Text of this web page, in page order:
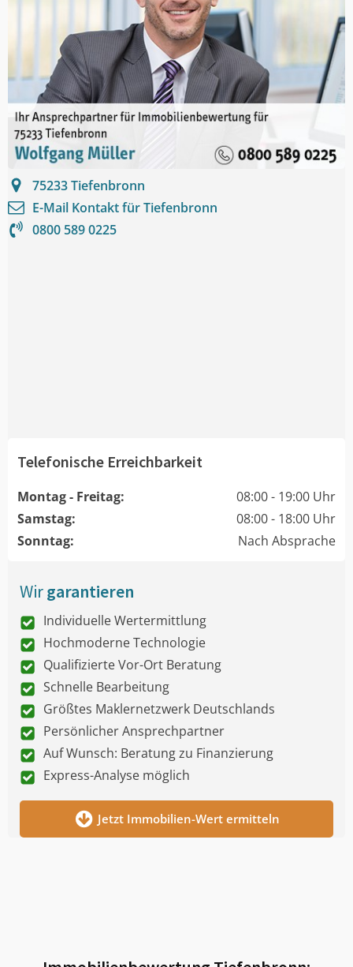
75233Tiefenbronn
E-Mail Kontakt fürTiefenbronn
0800 589 0225
Telefonische Erreichbarkeit
Montag - Freitag:
08:00 - 19:00 Uhr
Samstag:
08:00 - 18:00 Uhr
Sonntag:
Nach Absprache
Wirgarantieren
Individuelle Wertermittlung
Hochmoderne Technologie
Qualifizierte Vor-Ort Beratung
Schnelle Bearbeitung
Größtes Maklernetzwerk Deutschlands
Persönlicher Ansprechpartner
Auf Wunsch: Beratung zu Finanzierung
Express-Analyse möglich
Jetzt Immobilien-Wert ermitteln